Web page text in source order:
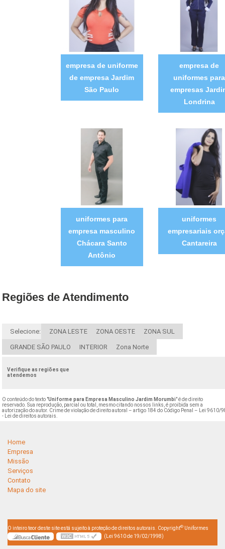
empresa de uniforme
de empresa Jardim
São Paulo
empresa de
uniformes para
empresas
Londrina
uniformes para
empresa masculino
Chácara Santo
Antônio
uniformes
empresariais
Cantareira
Regiões de Atendimento
Selecione: ZONA LESTE ZONA OESTE ZONA SUL
GRANDE SÃO PAULO INTERIOR Zona Norte
Verifique as regiões que
atendemos
O conteúdo do texto "Uniforme para Empresa Masculino Jardim Morumbi" é de direito
reservado. Sua reprodução, parcial ou total, mesmo citando nossos links, é proibida sem a
autorização do autor. Crime de violação de direito autoral – artigo 184 do Código Penal –
Lei 9610/
- Lei de direitos autorais
Home
Empresa
Missão
Serviços
Contato
Mapa do site
O inteiro teor deste site está sujeito à proteção de direitos autorais. Copyright© Uniformes
(Lei 9610 de 19/02/1998)